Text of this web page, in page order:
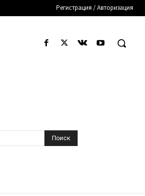
Регистрация / Авторизация
Поиск